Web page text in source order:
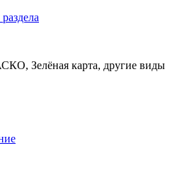
Зелёная карта, другие виды